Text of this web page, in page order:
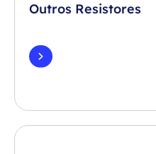
Outros Resistores